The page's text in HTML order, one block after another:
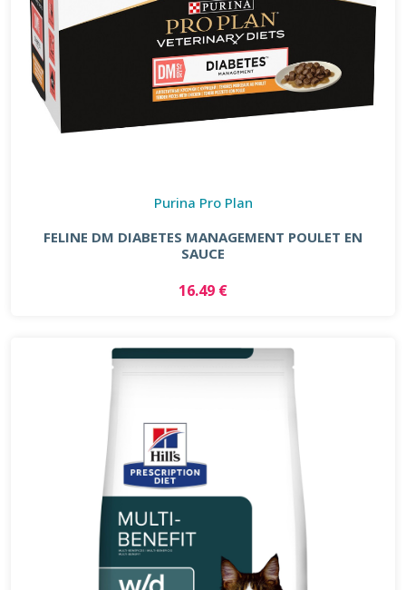
Purina Pro Plan
FELINE DM DIABETES MANAGEMENT POULET EN
SAUCE
16.49 €